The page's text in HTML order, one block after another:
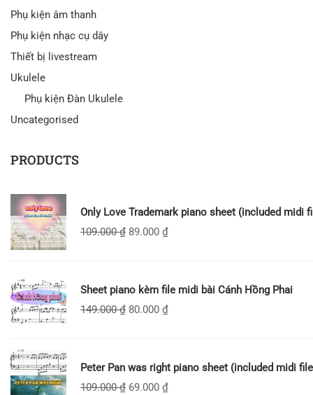
Phụ kiện âm thanh
Phụ kiện nhạc cụ dây
Thiết bị livestream
Ukulele
Phụ kiện Đàn Ukulele
Uncategorised
PRODUCTS
Only Love Trademark piano sheet (included midi
109.000₫ 89.000 ₫
Sheet piano kèm file midi bài Cánh Hồng Phai
149.000₫ 80.000 ₫
Peter Pan was right piano sheet (included midi
109.000₫ 69.000 ₫